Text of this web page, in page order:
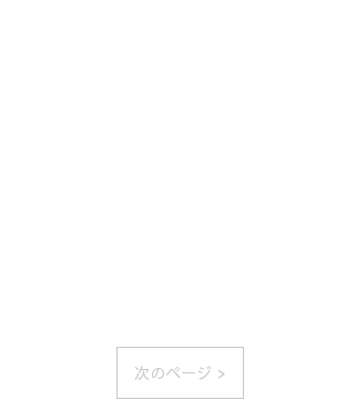
次のページ >